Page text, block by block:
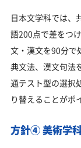
日本文学科では、
語200点で差をつ
文・漢文を90分で
典文法、漢文句法
通テスト型の選択
り替えることがポ
方針④ 美術学